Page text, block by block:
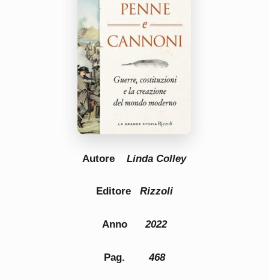
AutoreLinda Colley
Editore Rizzoli
Anno2022
Pag.468